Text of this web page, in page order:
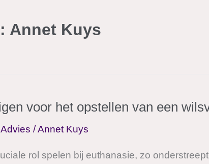
Annet Kuys
voor het opstellen van een
/Annet Kuys
rol spelen bij euthanasie, zo